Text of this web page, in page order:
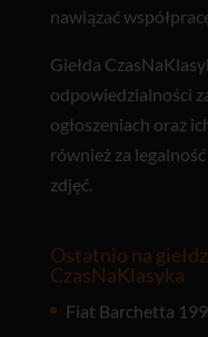
nawiązać
Giełda
odpowiedzialności
ogłoszeniach oraz
również za
zdjęć.
Ostatnio na
CzasNaKlasyka
Fiat Barchetta